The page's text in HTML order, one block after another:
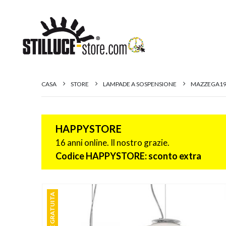
CASA STORE LAMPADE A SOSPENSIONE
HAPPYSTORE
16 anni online. Il nostro grazie.
Codice HAPPYSTORE: sconto extra